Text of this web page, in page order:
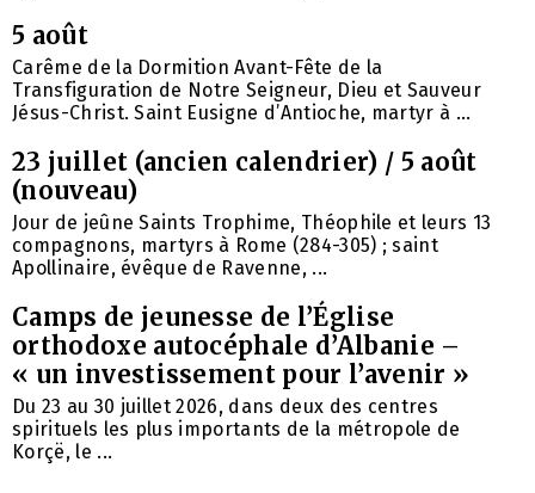
5 août
Carême de la Dormition Avant-Fête de la
Transfiguration de Notre Seigneur, Dieu et Sauveur
Jésus-Christ. Saint Eusigne d’Antioche, martyr à ...
23 juillet (ancien calendrier) / 5 août
(nouveau)
Jour de jeûne Saints Trophime, Théophile et leurs 13
compagnons, martyrs à Rome (284-305) ; saint
Apollinaire, évêque de Ravenne, ...
Camps de jeunesse de l’Église
orthodoxe autocéphale d’Albanie –
« un investissement pour l’avenir »
Du 23 au 30 juillet 2026, dans deux des centres
spirituels les plus importants de la métropole de
Korçë, le ...